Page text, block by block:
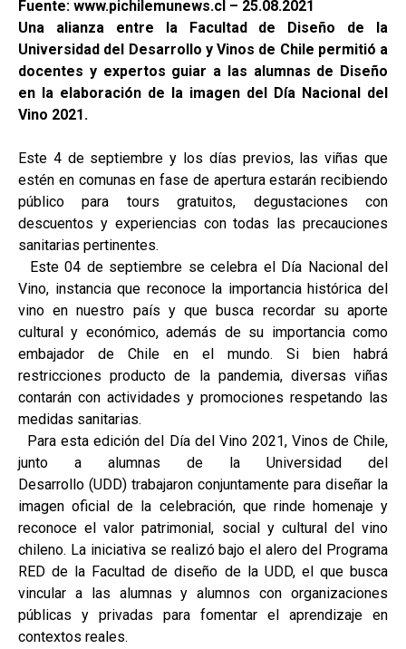
Fuente: www.pichilemunews.cl – 25.08.2021
Una alianza entre la Facultad de Diseño de la
Universidad del Desarrollo y Vinos de Chile permitió a
docentes y expertos guiar a las alumnas de Diseño
en la elaboración de la imagen del Día Nacional del
Vino 2021.
Este 4 de septiembre y los días previos, las viñas que
estén en comunas en fase de apertura estarán recibiendo
público para tours gratuitos, degustaciones con
descuentos y experiencias con todas las precauciones
sanitarias pertinentes.
Este 04 de septiembre se celebra el Día Nacional del
Vino, instancia que reconoce la importancia histórica del
vino en nuestro país y que busca recordar su aporte
cultural y económico, además de su importancia como
embajador de Chile en el mundo. Si bien habrá
restricciones producto de la pandemia, diversas viñas
contarán con actividades y promociones respetando las
medidas sanitarias.
Para esta edición del Día del Vino 2021, Vinos de Chile,
junto a alumnas de la Universidad del
Desarrollo (UDD) trabajaron conjuntamente para diseñar la
imagen oficial de la celebración, que rinde homenaje y
reconoce el valor patrimonial, social y cultural del vino
chileno. La iniciativa se realizó bajo el alero del Programa
RED de la Facultad de diseño de la UDD, el que busca
vincular a las alumnas y alumnos con organizaciones
públicas y privadas para fomentar el aprendizaje en
contextos reales.